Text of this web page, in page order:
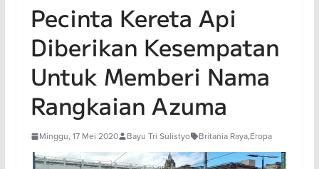
Pecinta Kereta Api
Diberikan Kesempatan
Untuk Memberi Nama
Rangkaian Azuma
Minggu, 17 Mei 2020 Bayu Tri Sulistyo Britania Raya,Eropa